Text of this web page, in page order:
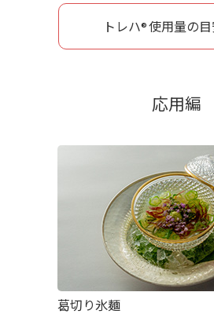
トレハ®使用量の
応用編
葛切り氷麺